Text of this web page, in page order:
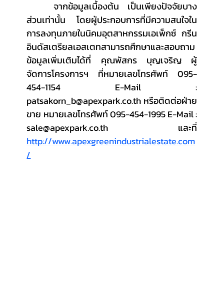
ส่วนเท่านั้น โดยผู้ประกอบการที่มีความสนใจใน
การลงทุนภายในนิคมอุตสาหกรรมเอเพ็กซ์ กรีน
อินดัสเตรียลเอสเตทสามารถศึกษาและสอบถาม
ข้อมูลเพิ่มเติมได้ที่ คุณพัสกร บุญเจริญ ผู้
จัดการโครงการฯ ที่หมายเลขโทรศัพท์ 095-
454-1154 E-Mail :
patsakorn_b@apexpark.co.th หรือติดต่อฝ่าย
ขาย หมายเลขโทรศัพท์ 095-454-1995 E-Mail :
http://www.apexgreenindustrialestate.com
/